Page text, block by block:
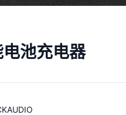
池充电器